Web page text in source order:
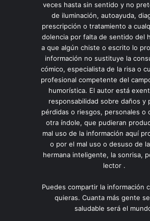
veces hasta sin sentido y no
de iluminación, autoayuda,
prescripción o tratamiento a
dolencia por falta de sentido del
a que algún chiste o escrito lo
información no sustituye la
cómico, especialista de la risa o
profesional competente del
humorística. El autor está
responsabilidad sobre daños y
pérdidas o riesgos, personales o
otra índole, que pudieran
mal uso de la información aquí
o por el mal uso o desuso de
hermana inteligente, la sonrisa,
lector .
Puedes compartir la información
quieras. Cuanta más gente
saludable será el